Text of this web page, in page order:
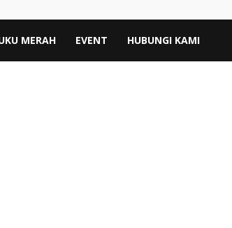
MERAH EVENT HUBUNGI KAMI